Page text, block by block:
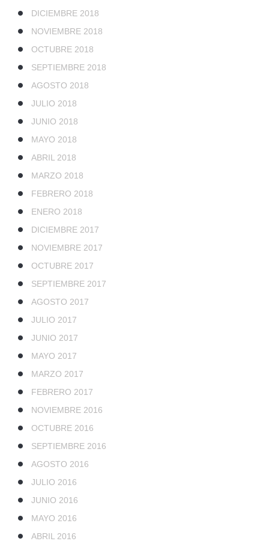
DICIEMBRE 2018
NOVIEMBRE 2018
OCTUBRE 2018
SEPTIEMBRE 2018
AGOSTO 2018
JULIO 2018
JUNIO 2018
MAYO 2018
ABRIL 2018
MARZO 2018
FEBRERO 2018
ENERO 2018
DICIEMBRE 2017
NOVIEMBRE 2017
OCTUBRE 2017
SEPTIEMBRE 2017
AGOSTO 2017
JULIO 2017
JUNIO 2017
MAYO 2017
MARZO 2017
FEBRERO 2017
NOVIEMBRE 2016
OCTUBRE 2016
SEPTIEMBRE 2016
AGOSTO 2016
JULIO 2016
JUNIO 2016
MAYO 2016
ABRIL 2016